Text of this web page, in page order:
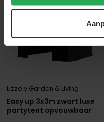
sale
Lizzely Garden & Living
Easy up 3x3m zwart luxe
partytent opvouwbaar